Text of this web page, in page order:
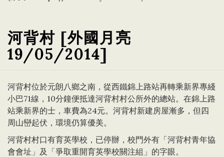
河背村 [外國月亮
19/05/2014]
河背村位於元朗八鄉之南，從西鐵錦上路站再轉乘新界專綫
小巴71線，10分鐘便抵達河背村村公所外的總站。在錦上路
站乘新界的士，車費為24元。河背村新建房屋漸多，但四
周山巒起伏，環境仍算優美。
河背村村口有育英學校，已停辦，校門外有「河背村青年協
會會址」及「爭取重開育英學校關注組」的字眼。